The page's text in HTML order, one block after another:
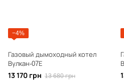
−4%
Газовый дымоходный котел
Вулкан-07Е
13 170 грн 13 680 грн